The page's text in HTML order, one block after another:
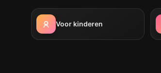
Voor kinderen